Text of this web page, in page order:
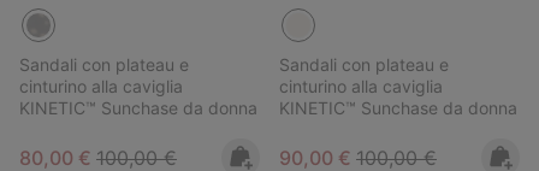
Sandali con plateau e
cinturino alla caviglia
KINETIC™ Sunchase da donna
Sale price:
80,00 € Regular price:
100,00 €
Sandali con plateau e
cinturino alla caviglia
KINETIC™ Sunchase da donna
Sale price:
90,00 € Regular price:
100,00 €